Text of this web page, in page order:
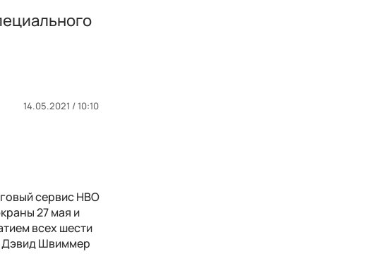
14.05.2021 / 10:10
сервис HBO
27 мая и
всех шести
Дэвид Швиммер